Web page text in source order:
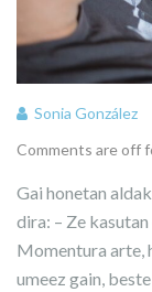
Sonia González
Comments are off
Gai honetan
dira: – Ze
Momentura arte,
umeez gain,